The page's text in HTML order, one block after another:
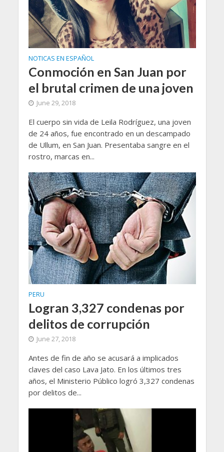
NOTICAS EN ESPAÑOL
Conmoción en San Juan por
el brutal crimen de una joven
June 29, 2018
El cuerpo sin vida de Leila Rodríguez, una joven
de 24 años, fue encontrado en un descampado
de Ullum, en San Juan. Presentaba sangre en el
rostro, marcas en...
PERU
Logran 3,327 condenas por
delitos de corrupción
June 27, 2018
Antes de fin de año se acusará a implicados
claves del caso Lava Jato. En los últimos tres
años, el Ministerio Público logró 3,327 condenas
por delitos de...